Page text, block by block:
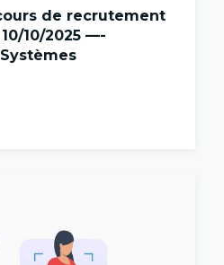
de recrutement
10/2025 —-